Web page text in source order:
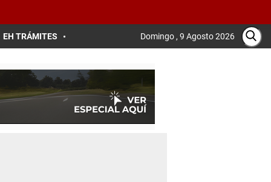
EH TRÁMITES Domingo , 9 Agosto 2026